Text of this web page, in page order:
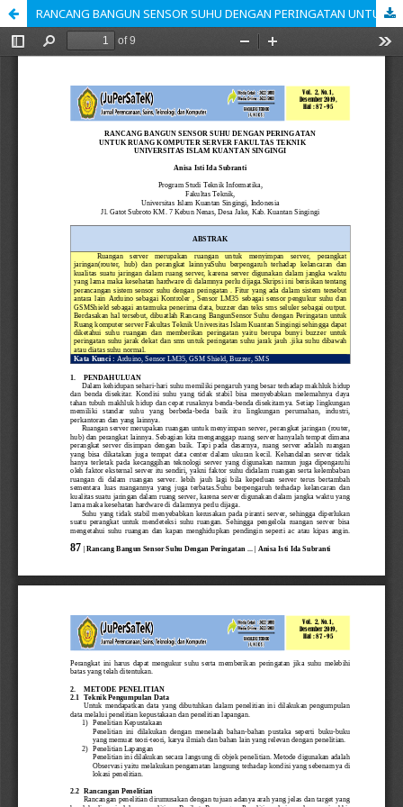
RANCANG BANGUN SENSOR SUHU DENGAN PERINGATAN UNTUK RUANG KOMPUTER SERVER FAKULTAS TEKNIK UNIVERSITAS ISLAM KUANTAN SINGINGI